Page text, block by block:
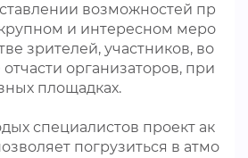
возможностей пр
и интересном меро
зрителей, участников, во
организаторов, при
площадках.
специалистов проект ак
погрузиться в атмо